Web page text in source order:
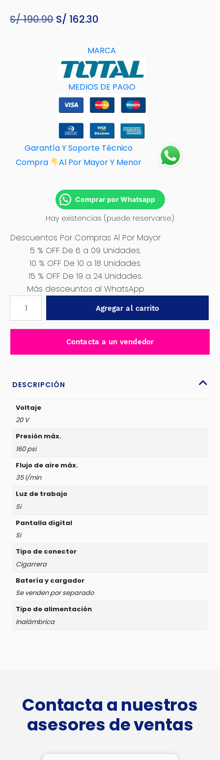
S/190.90 El
original
era:
S/ 190.90.
S/ 162.30
actual
es:
S/ 162.30.
MARCA
MEDIOS DE PAGO
Garantía Y Soporte Técnico
Compra
Al Por Mayor Y Menor
Comprar por Whatsapp
Hay existencias (puede reservarse)
Descuentos Por Compras Al Por Mayor
5 % OFF De 6 a 09 Unidades.
10 % OFF De 10 a 18 Unidades.
15 % OFF De 19 a 24 Unidades.
Más desceuntos al WhatsApp
PARA
AUTOMOVIL
160PSI
DIGITAL
TACLI2012
Agregar al carrito
Contacta a un vendedor
DESCRIPCIÓN
Voltaje
20 V
Presión máx.
160 psi
Flujo de aire máx.
35 l/min
Luz de trabajo
Si
Pantalla digital
Si
Tipo de conector
Cigarrera
Batería y cargador
Se venden por separado
Tipo de alimentación
Inalámbrica
Contacta a nuestros
asesores de ventas